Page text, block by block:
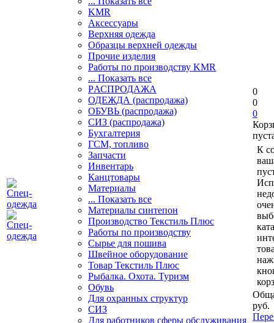
KMR
Аксессуары
Верхняя одежда
Образцы верхней одежды
Прочие изделия
Работы по производству KMR
... Показать все
PАСПРОДАЖА
ОДЕЖДА (распродажа)
ОБУВЬ (распродажа)
СИЗ (распродажа)
Бухгалтерия
ГСМ, топливо
Запчасти
Инвентарь
Канцтовары
Материалы
... Показать все
Материалы синтепон
Производство Текстиль Плюс
Работы по производству
Сырье для пошива
Швейное оборудование
Товар Текстиль Плюс
Рыбалка. Охота. Туризм
Обувь
Для охранных структур
СИЗ
Для работников сферы обслуживания
0
0
0
К
руб.